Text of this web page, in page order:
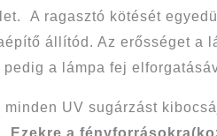
A ragasztó kötését
állítód. Az erősséget a
a lámpa fej
UV sugárzást